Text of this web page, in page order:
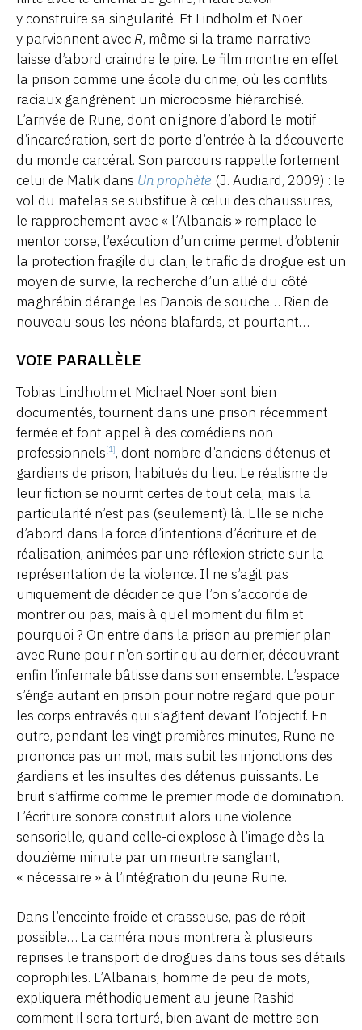
y construire sa singularité. Et Lindholm et Noer
y parviennent avecR, même si la trame narrative
laisse d’abord craindre le pire. Le film montre en effet
la prison comme une école du crime, où les conflits
raciaux gangrènent un microcosme hiérarchisé.
L’arrivée de Rune, dont on ignore d’abord le motif
d’incarcération, sert de porte d’entrée à la découverte
du monde carcéral. Son parcours rappelle fortement
celui de Malik dans Un prophète (J. Audiard, 2009) : le
vol du matelas se substitue à celui des chaussures,
le rapprochement avec « l’Albanais » remplace le
mentor corse, l’exécution d’un crime permet d’obtenir
la protection fragile du clan, le trafic de drogue est un
moyen de survie, la recherche d’un allié du côté
maghrébin dérange les Danois de souche… Rien de
nouveau sous les néons blafards, et pourtant…
VOIE PARALLÈLE
Tobias Lindholm et Michael Noer sont bien
documentés, tournent dans une prison récemment
fermée et font appel à des comédiens non
professionnels[1], dont nombre d’anciens détenus et
gardiens de prison, habitués du lieu. Le réalisme de
leur fiction se nourrit certes de tout cela, mais la
particularité n’est pas (seulement) là. Elle se niche
d’abord dans la force d’intentions d’écriture et de
réalisation, animées par une réflexion stricte sur la
représentation de la violence. Il ne s’agit pas
uniquement de décider ce que l’on s’accorde de
montrer ou pas, mais à quel moment du film et
pourquoi ? On entre dans la prison au premier plan
avec Rune pour n’en sortir qu’au dernier, découvrant
enfin l’infernale bâtisse dans son ensemble. L’espace
s’érige autant en prison pour notre regard que pour
les corps entravés qui s’agitent devant l’objectif. En
outre, pendant les vingt premières minutes, Rune ne
prononce pas un mot, mais subit les injonctions des
gardiens et les insultes des détenus puissants. Le
bruit s’affirme comme le premier mode de domination.
L’écriture sonore construit alors une violence
sensorielle, quand celle-ci explose à l’image dès la
douzième minute par un meurtre sanglant,
« nécessaire » à l’intégration du jeune Rune.
Dans l’enceinte froide et crasseuse, pas de répit
possible… La caméra nous montrera à plusieurs
reprises le transport de drogues dans tous ses détails
coprophiles. L’Albanais, homme de peu de mots,
expliquera méthodiquement au jeune Rashid
comment il sera torturé, bien avant de mettre son